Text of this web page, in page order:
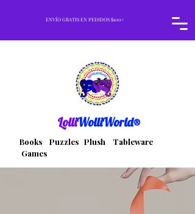
ENVÍO GRATIS EN PEDIDOS $100+
LolliWolliWorld®
Books Puzzles Plush Tableware
Games